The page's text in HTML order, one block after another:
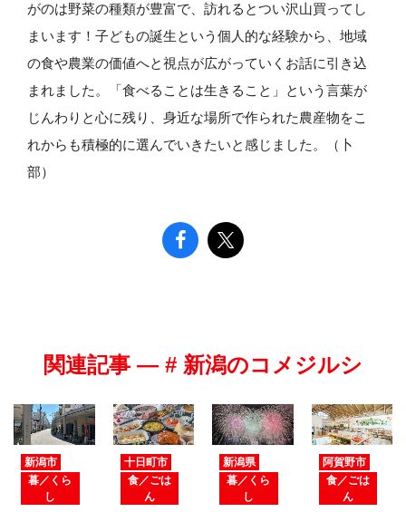
がのは野菜の種類が豊富で、訪れるとつい沢山買ってし
まいます！子どもの誕生という個人的な経験から、地域
の食や農業の価値へと視点が広がっていくお話に引き込
まれました。「食べることは生きること」という言葉が
じんわりと心に残り、身近な場所で作られた農産物をこ
れからも積極的に選んでいきたいと感じました。（卜
部）
関連記事 — # 新潟のコメジルシ
新潟市
暮／くら
し
十日町市
食／ごは
ん
新潟県
暮／くら
し
阿賀野市
食／ごは
ん